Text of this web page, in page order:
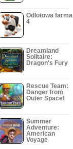
Odlotowa farma
4
Dreamland
Solitaire:
Dragon's Fury
Rescue Team:
Danger from
Outer Space!
Summer
Adventure:
American
Voyage